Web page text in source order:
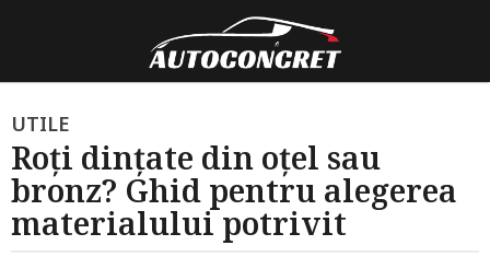
3
l
u
n
i
UTILE
Roți dințate din oțel sau
bronz? Ghid pentru alegerea
materialului potrivit